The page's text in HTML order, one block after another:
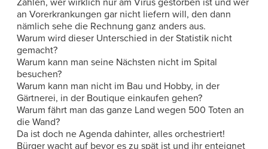
an Vorerkrankungen gar nicht liefern will, den dann
nämlich sehe die Rechnung ganz anders aus.
Warum wird dieser Unterschied in der Statistik nicht
gemacht?
Warum kann man seine Nächsten nicht im Spital
besuchen?
Warum kann man nicht im Bau und Hobby, in der
Gärtnerei, in der Boutique einkaufen gehen?
Warum fährt man das ganze Land wegen 500 Toten an
die Wand?
Da ist doch ne Agenda dahinter, alles orchestriert!
Bürger wacht auf bevor es zu spät ist und ihr enteignet